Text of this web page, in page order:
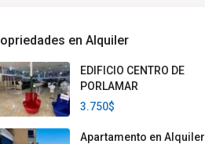
en Alquiler
EDIFICIO CENTRO DE
PORLAMAR
3.750$
Apartamento en Alquiler